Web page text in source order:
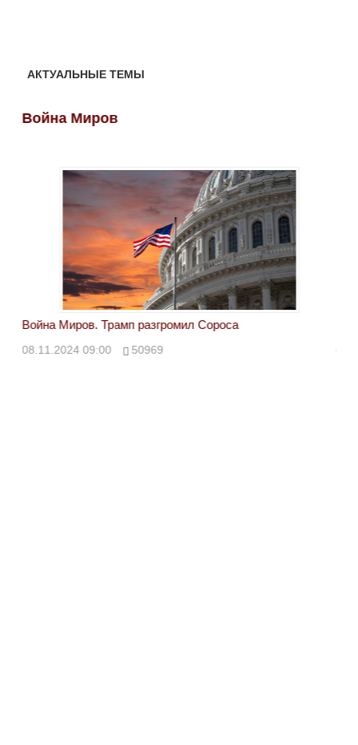
АКТУАЛЬНЫЕ ТЕМЫ
Война Миров
Война Миров. Трамп разгромил Сороса
08.11.2024 09:00 50969